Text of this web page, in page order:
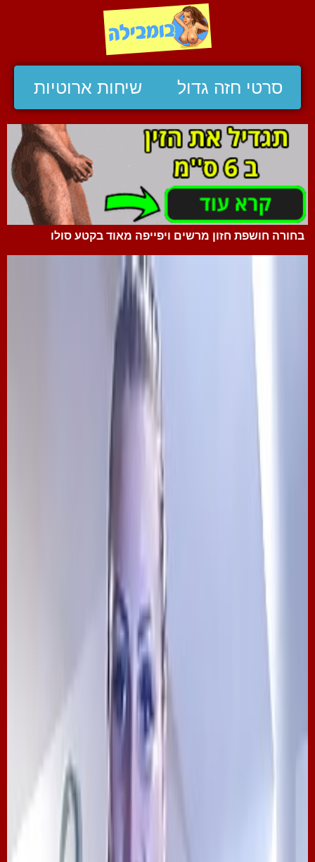
סרטי חזה גדול שיחות ארוטיות
בחורה חושפת חזון מרשים ויפייפה מאוד בקטע סולו